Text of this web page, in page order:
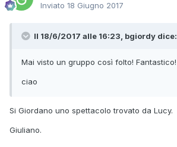
Inviato 18 Giugno 2017
Il 18/6/2017 alle 16:23, bgiordy dice:
Mai visto un gruppo così folto! Fantastico!
ciao
Si Giordano uno spettacolo trovato da Lucy.
Giuliano.